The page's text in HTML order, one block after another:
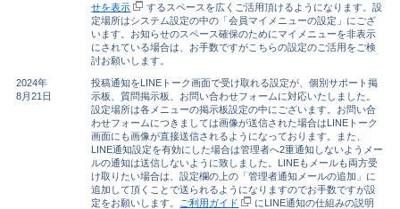
せを表示
するスペースを広くご活用頂けるようになります。設
定場所はシステム設定の中の「会員マイメニューの設定」にござ
います。お知らせのスペース確保のためにマイメニューを非表示
にされている場合は、お手数ですがこちらの設定のご活用をご検
討お願いします。
2024年
8月21日
投稿通知をLINEトーク画面で受け取れる設定が、個別サポート掲
示板、質問掲示板、お問い合わせフォームに対応いたしました。
設定場所は各メニューの掲示板設定の中にございます。お問い合
わせフォームにつきましては画像が送信された場合はLINEトーク
画面にも画像が直接送信されるようになっております。また、
LINE通知設定を有効にした場合は管理者へ2重通知しないようメー
ルの通知は送信しないように致しました。LINEもメールも両方受
け取りたい場合は、設定欄の上の「管理者通知メールの追加」に
追加して頂くことで送られるようになりますのでお手数ですが設
定をお願いします。
ご利用ガイド
にLINE通知の仕組みの説明